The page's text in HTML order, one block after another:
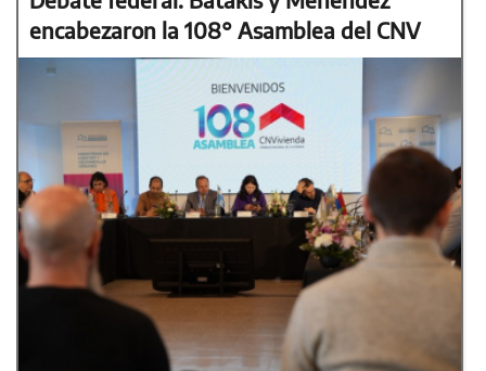
encabezaron la 108° Asamblea del CNV